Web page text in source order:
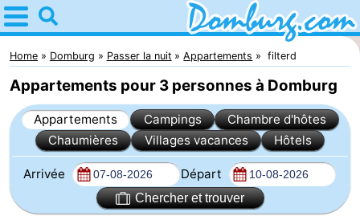
Home
Domburg
Astuces
Avec
enfants
Webcam
Home Domburg Passer la nuit Appartements filterd
Appartements pour 3 personnes à Domburg
Appartements Campings
Chambre d'hôtes
Chaumières
Villages vacances Hôtels
Arrivée Départ
Chercher et trouver